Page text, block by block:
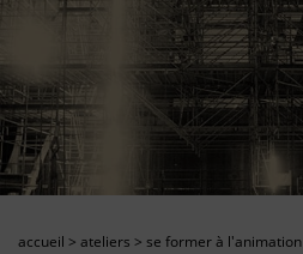
accueil > ateliers > se former à l'animation